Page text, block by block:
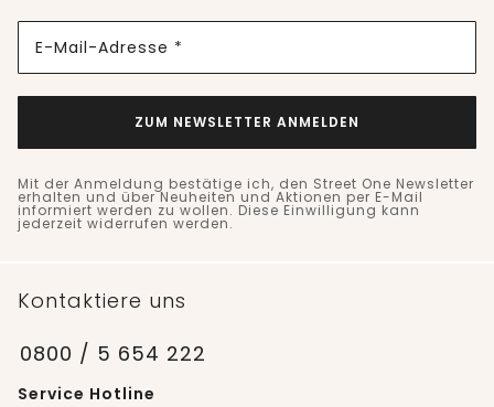
E-Mail-Adresse *
ZUM NEWSLETTER ANMELDEN
Mit der Anmeldung bestätige ich, den Street One Newsletter
erhalten und über Neuheiten und Aktionen per E-Mail
informiert werden zu wollen. Diese Einwilligung kann
jederzeit widerrufen werden.
Kontaktiere uns
0800 / 5 654 222
Service Hotline